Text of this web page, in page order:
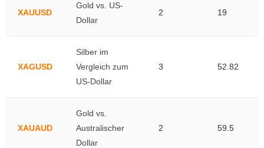
XAUUSD
Gold vs. US-
Dollar
2 19
XAGUSD
Silber im
Vergleich zum
US-Dollar
3 52.82
XAUAUD
Gold vs.
Australischer
Dollar
2 59.5